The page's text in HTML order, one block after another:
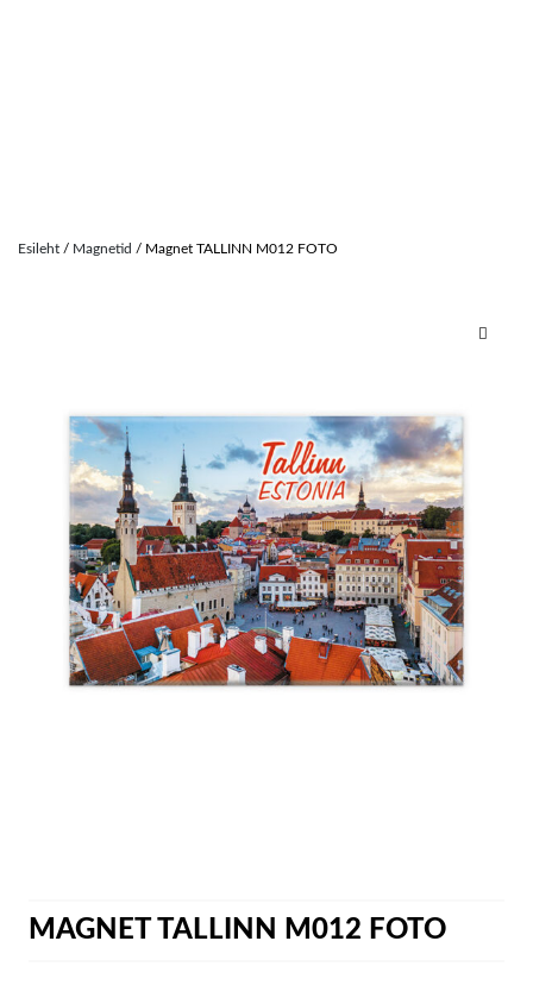
Esileht / Magnetid / Magnet TALLINN M012 FOTO
MAGNET TALLINN M012 FOTO